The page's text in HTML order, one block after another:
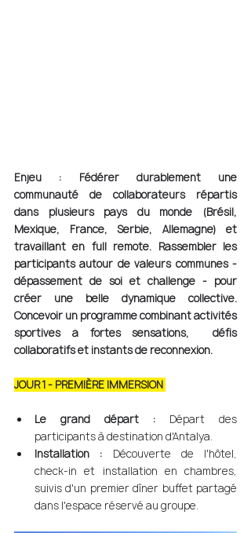
Enjeu : Fédérer durablement une
communauté de collaborateurs répartis
dans plusieurs pays du monde (Brésil,
Mexique, France, Serbie, Allemagne) et
travaillant en full remote. Rassembler les
participants autour de valeurs communes -
dépassement de soi et challenge - pour
créer une belle dynamique collective.
Concevoir un programme combinant activités
sportives à fortes sensations,  défis
collaboratifs et instants de reconnexion.
JOUR 1 - PREMIÈRE IMMERSION
Le grand départ : Départ des
participants à destination d'Antalya.
Installation : Découverte de l'hôtel,
check-in et installation en chambres,
suivis d'un premier dîner buffet partagé
dans l'espace réservé au groupe.